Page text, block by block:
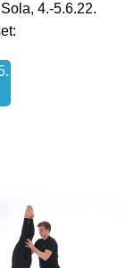
4.-5.6.22.